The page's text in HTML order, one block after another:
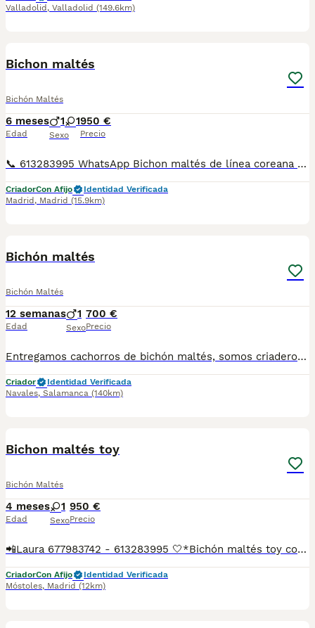
Valladolid , Valladolid (149.6km)
Bichon maltés
Bichón Maltés
6 meses
Edad
1 1
Sexo
950 €
Precio
📞 613283995 WhatsApp Bichon maltés de línea coreana de los mas pequeñines un verdadero capricho . Entregamos nuestros pequeños cachorritos con todas las garantías y cuidados necesarios , disponemos de núcleo zoológico para crianza y venta de nuestros cachorros . ✅Desparasitaciones y vacunas correspondientes a su edad . ✅Cartilla de vacunación . ✅Revisiones veterinarias . ✅Garantías víricas de 15 días . ✅Garantías genéticas de un año . Seriedad , confianza y bienestar animal son nuestra prioridad . También ofrecemos transporte propio para nuestros pequeños cachorros a toda la península , el pago lo podéis hacer contra reembolso . (con coste adicional) . Mandamos a toda España . Disponemos de varias razas Si no esta la raza que queréis llámanos , intentaremos encontrártela , trabajamos con los mejores criadores de España .
CriadorCon Afijo
Identidad Verificada
Madrid , Madrid (15.9km)
Bichón maltés
Bichón Maltés
12 semanas
Edad
1
Sexo
700 €
Precio
Entregamos cachorros de bichón maltés, somos criadero con células zoológica. La mascota se entrega con todo. Hablamos por WhatsApp o por teléfono para resolver las dudas. 655 268 766
Criador
Identidad Verificada
Navales, Salamanca (140km)
Bichon maltés toy
Bichón Maltés
4 meses
Edad
1
Sexo
950 €
Precio
📲Laura 677983742 - 613283995 🤍*Bichón maltés toy coreano*🤍 ¿Buscas un nuevo compañero para tu hogar? ❤️ Tenemos preciosos cachorros listos para encontrar una familia responsable. ✅ Vacunados ✅ Desparasitados ✅ Cartilla sanitaria ✅ Garantías incluidas ✅ Máxima atención y cuidado Se hacen envíos a toda España: Andalucía: Almería, Cádiz, Córdoba, Granada, Huelva, Jaén, Málaga, Sevilla.Aragón: Huesca, Teruel, Zaragoza.Asturias: Oviedo.Baleares: Palma.Canarias: Las Palmas de Gran Canaria, Santa Cruz de Tenerife.Cantabria: Santander.Castilla-La Mancha: Albacete, Ciudad Real, Cuenca, Guadalajara, Toledo.Castilla y León: Ávila, Burgos, León, Palencia, Salamanca, Segovia, Soria, Valladolid, Zamora.Cataluña: Barcelona, Gerona (Girona), Lérida (Lleida), Tarragona.Comunidad Valenciana: Alicante, Castellón de la Plana, Valencia.Extremadura: Badajoz, Cáceres.Galicia: La Coruña (A Coruña), Lugo, Orense (Ourense), Pontevedra.La Rioja: Logroño.Madrid: Madrid.Murcia: Murcia.Navarra: Pamplona.País Vasco: Bilbao (Vizcaya), San Sebastián (Guipúzcoa), Vitoria (Álava). 🐾 Cachorros sanos, sociables y criados con mucho cariño. 📲 ¡Pregunta sin compromiso por disponibilidad, fotos y precios por mensaje privado!
CriadorCon Afijo
Identidad Verificada
Móstoles, Madrid (12km)